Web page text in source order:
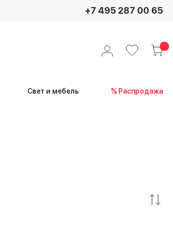
+7 495 287 00 65
Свет и мебель % Распродажа